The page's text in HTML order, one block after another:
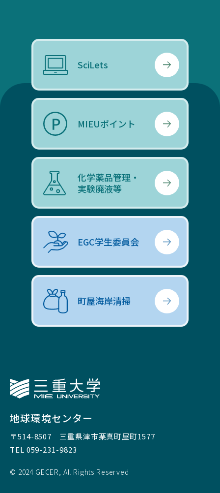
SciLets
MIEUポイント
化学薬品管理・
実験廃液等
EGC学生委員会
町屋海岸清掃
地球環境センター
〒514-8507 三重県津市栗真町屋町1577
TEL 059-231-9823
© 2024 GECER, All Rights Reserved